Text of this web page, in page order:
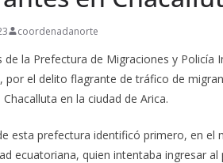
coordenadanorte
de la Prefectura de Migraciones y
por el delito flagrante de tráfico de
en la ciudad de Arica.
esta prefectura identificó primero, en
ecuatoriana, quien intentaba ingresar al